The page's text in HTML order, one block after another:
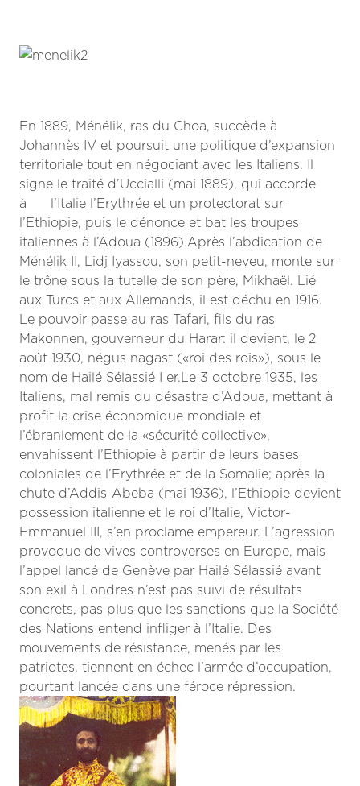
En 1889, Ménélik, ras du Choa, succède à
Johannès IV et poursuit une politique d’expansion
territoriale tout en négociant avec les Italiens. Il
signe le traité d’Uccialli (mai 1889), qui accorde
à l’Italie l’Erythrée et un protectorat sur
l’Ethiopie, puis le dénonce et bat les troupes
italiennes à l’Adoua (1896).Après l’abdication de
Ménélik II, Lidj Iyassou, son petit-neveu, monte sur
le trône sous la tutelle de son père, Mikhaël. Lié
aux Turcs et aux Allemands, il est déchu en 1916.
Le pouvoir passe au ras Tafari, fils du ras
Makonnen, gouverneur du Harar: il devient, le 2
août 1930, négus nagast («roi des rois»), sous le
nom de Hailé Sélassié I er.Le 3 octobre 1935, les
Italiens, mal remis du désastre d’Adoua, mettant à
profit la crise économique mondiale et
l’ébranlement de la «sécurité collective»,
envahissent l’Ethiopie à partir de leurs bases
coloniales de l’Erythrée et de la Somalie; après la
chute d’Addis-Abeba (mai 1936), l’Ethiopie devient
possession italienne et le roi d’Italie, Victor-
Emmanuel III, s’en proclame empereur. L’agression
provoque de vives controverses en Europe, mais
l’appel lancé de Genève par Hailé Sélassié avant
son exil à Londres n’est pas suivi de résultats
concrets, pas plus que les sanctions que la Société
des Nations entend infliger à l’Italie. Des
mouvements de résistance, menés par les
patriotes, tiennent en échec l’armée d’occupation,
pourtant lancée dans une féroce répression.